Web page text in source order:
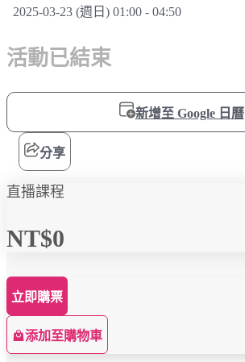
2025-03-23 (週日) 01:00 - 04:50
活動已結束
新增至 Google 日曆
分享
直播課程
NT$0
立即購票
添加至購物車